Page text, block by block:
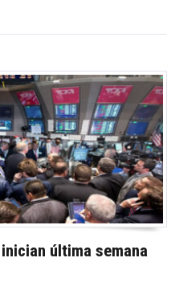
última semana